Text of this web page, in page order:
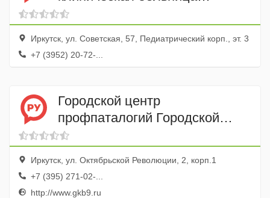
Урологическое отделение
Иркутск, ул. Советская, 57, Педиатрический корп., эт. 3
+7 (3952) 20-72-...
Городской центр
профпаталогий Городской
клинической больницы № 9
Иркутск, ул. Октябрьской Революции, 2, корп.1
+7 (395) 271-02-...
http://www.gkb9.ru